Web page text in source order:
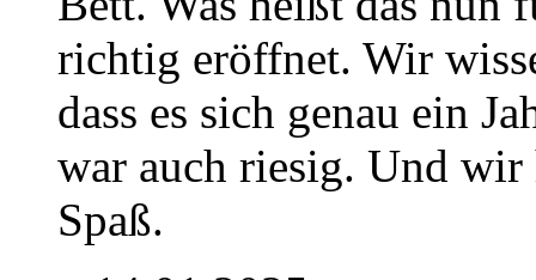
richtig eröffnet. Wir
dass es sich genau ein
war auch riesig. Und
Spaß.